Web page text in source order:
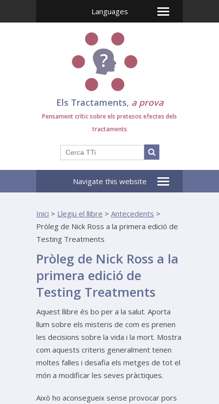
Languages
Els Tractaments, a prova
Pensament crític sobre els pretesos efectes dels
tractaments
Navigate this website
Inici > Llegiu el llibre > Antecedents >
Pròleg de Nick Ross a la primera edició de
Testing Treatments
Pròleg de Nick Ross a la
primera edició de
Testing Treatments
Aquest llibre és bo per a la salut. Aporta
llum sobre els misteris de com es prenen
les decisions sobre la vida i la mort. Mostra
com aquests criteris generalment tenen
moltes falles i desafia els metges de tot el
món a modificar les seves pràctiques.
Això ho aconsegueix sense provocar pors